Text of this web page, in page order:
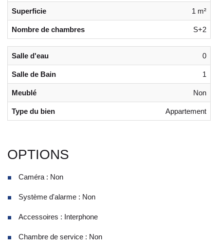
Superficie 1 m²
Nombre de chambres S+2
Salle d'eau 0
Salle de Bain 1
Meublé Non
Type du bien Appartement
OPTIONS
Caméra : Non
Système d'alarme : Non
Accessoires : Interphone
Chambre de service : Non